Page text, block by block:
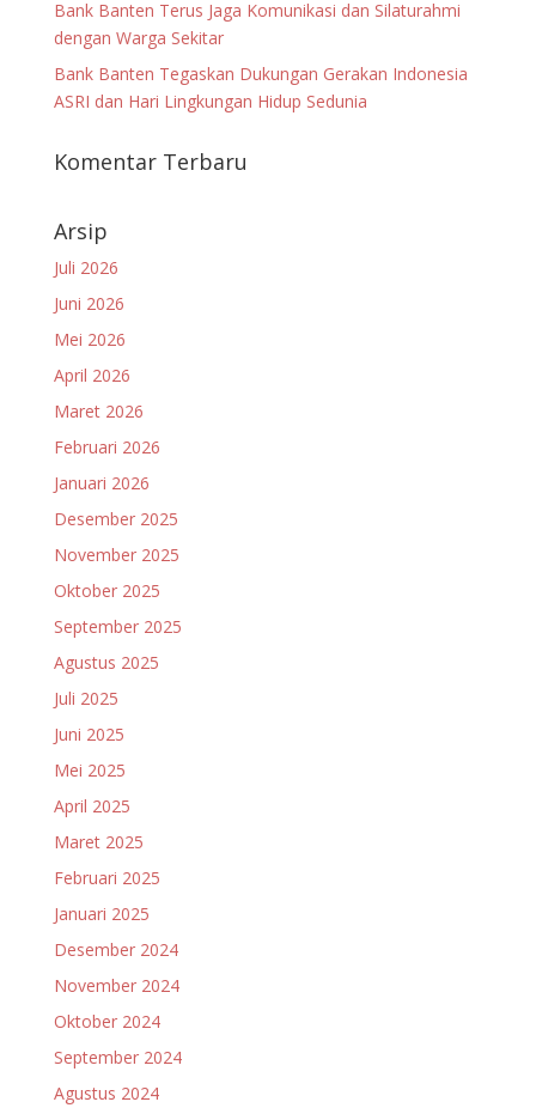
Bank Banten Terus Jaga Komunikasi dan Silaturahmi
dengan Warga Sekitar
Bank Banten Tegaskan Dukungan Gerakan Indonesia
ASRI dan Hari Lingkungan Hidup Sedunia
Komentar Terbaru
Arsip
Juli 2026
Juni 2026
Mei 2026
April 2026
Maret 2026
Februari 2026
Januari 2026
Desember 2025
November 2025
Oktober 2025
September 2025
Agustus 2025
Juli 2025
Juni 2025
Mei 2025
April 2025
Maret 2025
Februari 2025
Januari 2025
Desember 2024
November 2024
Oktober 2024
September 2024
Agustus 2024